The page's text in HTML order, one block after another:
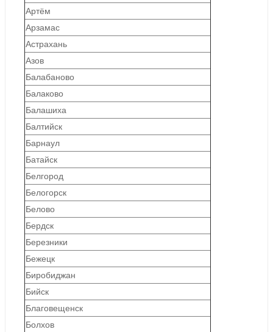
Артём
Арзамас
Астрахань
Азов
Балабаново
Балаково
Балашиха
Балтийск
Барнаул
Батайск
Белгород
Белогорск
Белово
Бердск
Березники
Бежецк
Биробиджан
Бийск
Благовещенск
Болхов